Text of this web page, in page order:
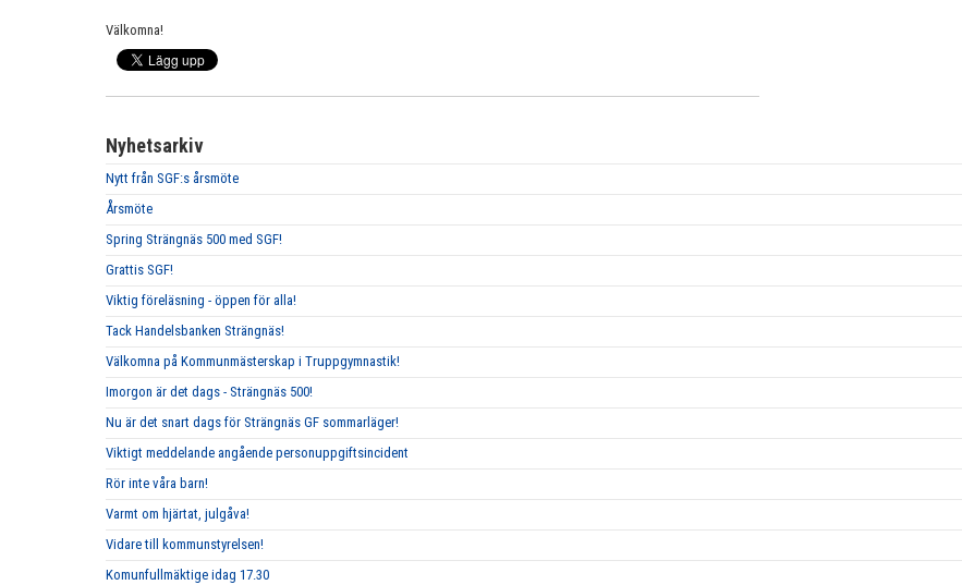
Välkomna!
Nyhetsarkiv
Nytt från SGF:s årsmöte
Årsmöte
Spring Strängnäs 500 med SGF!
Grattis SGF!
Viktig föreläsning - öppen för alla!
Tack Handelsbanken Strängnäs!
Välkomna på Kommunmästerskap i Truppgymnastik!
Imorgon är det dags - Strängnäs 500!
Nu är det snart dags för Strängnäs GF sommarläger!
Viktigt meddelande angående personuppgiftsincident
Rör inte våra barn!
Varmt om hjärtat, julgåva!
Vidare till kommunstyrelsen!
Komunfullmäktige idag 17.30